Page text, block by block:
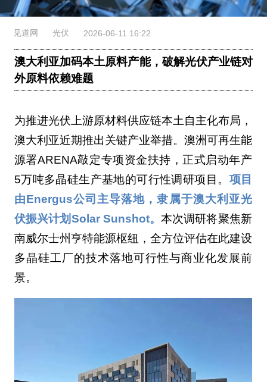
见道网 光伏 2026-06-11 16:22
澳大利亚加码本土原料产能，破解光伏产业链对
外原料依赖难题
为推进光伏上游原材料供应链本土自主化布局，
澳大利亚近期推出关键产业举措。澳洲可再生能
源署ARENA敲定专项资金扶持，正式启动年产
5万吨多晶硅生产基地的可行性调研项目。 项目
由Energus公司主导落地，隶属于澳大利亚光
伏振兴计划Solar Sunshot。 本次调研将聚焦新
南威尔士州亨特能源枢纽，全方位评估在此建设
多晶硅工厂的技术落地可行性与商业化发展前
景。